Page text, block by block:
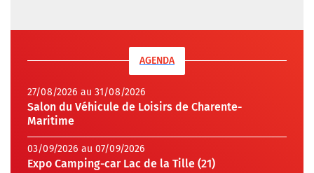
AGENDA
27/08/2026 au 31/08/2026
Salon du Véhicule de Loisirs de Charente-
Maritime
03/09/2026 au 07/09/2026
Expo Camping-car Lac de la Tille (21)